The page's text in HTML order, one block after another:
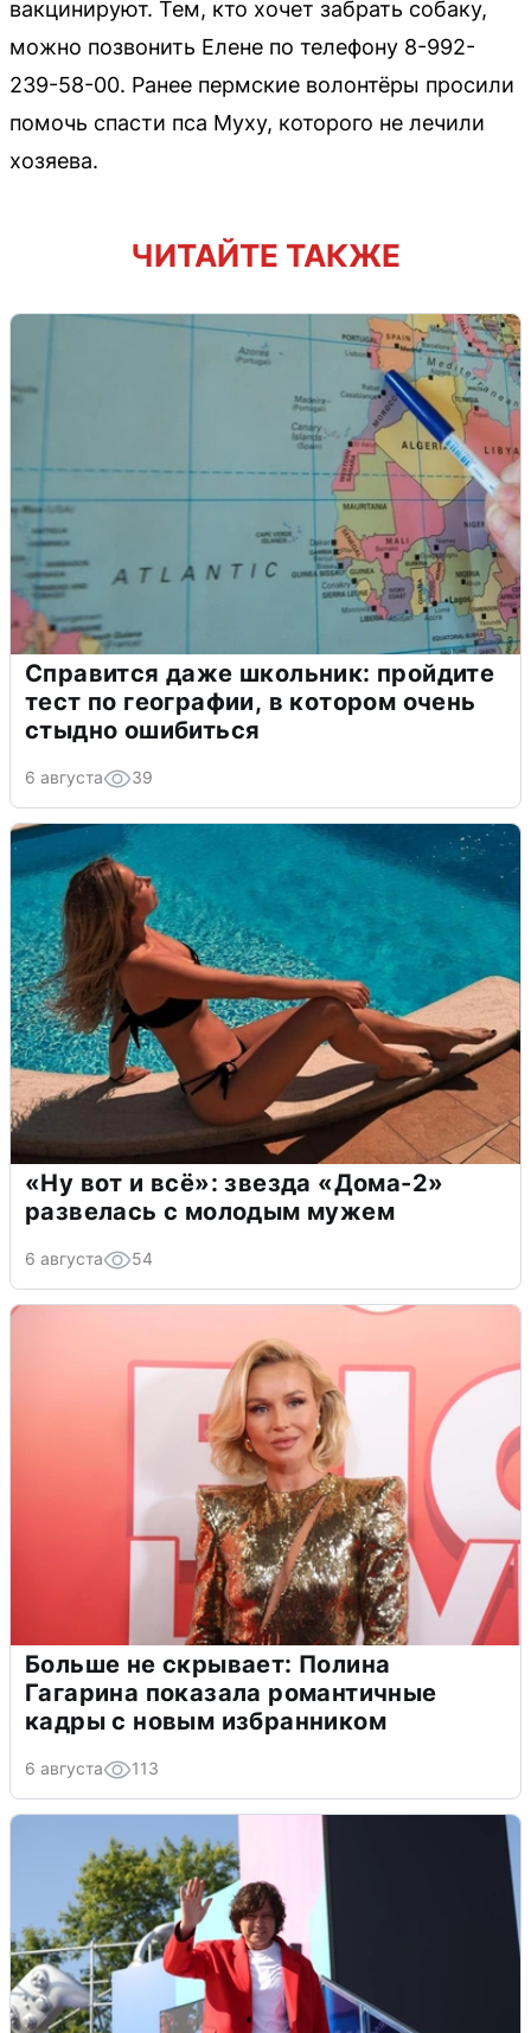
вакцинируют. Тем, кто хочет забрать собаку,
можно позвонить Елене по телефону 8-992-
239-58-00. Ранее пермские волонтёры просили
помочь спасти пса Муху, которого не лечили
хозяева.
ЧИТАЙТЕ ТАКЖЕ
Справится даже школьник: пройдите
тест по географии, в котором очень
стыдно ошибиться
6 августа 39
«Ну вот и всё»: звезда «Дома-2»
развелась с молодым мужем
6 августа 54
Больше не скрывает: Полина
Гагарина показала романтичные
кадры с новым избранником
6 августа 113